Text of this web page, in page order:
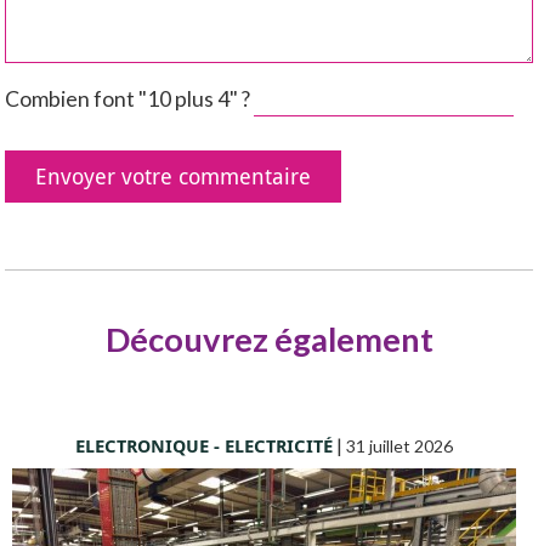
Combien font "10 plus 4" ?
Découvrez également
ELECTRONIQUE - ELECTRICITÉ| 31 juillet 2026